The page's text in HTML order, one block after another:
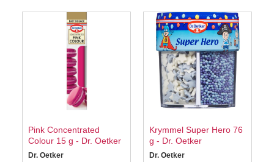
Pink Concentrated
Colour 15 g - Dr. Oetker
Dr. Oetker
Krymmel Super Hero 76
g - Dr. Oetker
Dr. Oetker